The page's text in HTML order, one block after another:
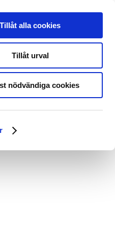
Tillåt alla cookies
Tillåt urval
nödvändiga cookies